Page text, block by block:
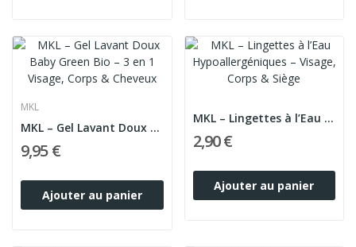
MKL
MKL – Gel Lavant Doux Baby Green Bio – 3 en 1...
9,95 €
Ajouter au panier
MKL – Lingettes à l’Eau Hypoallergéniques –...
2,90 €
Ajouter au panier